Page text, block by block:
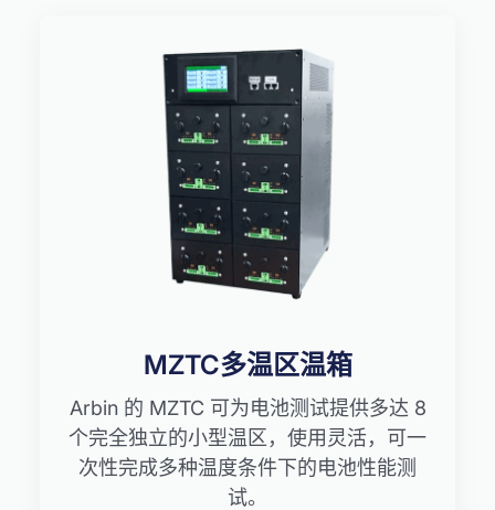
MZTC多温区温箱
Arbin 的 MZTC 可为电池测试提供多达 8
个完全独立的小型温区，使用灵活，可一
次性完成多种温度条件下的电池性能测
试。